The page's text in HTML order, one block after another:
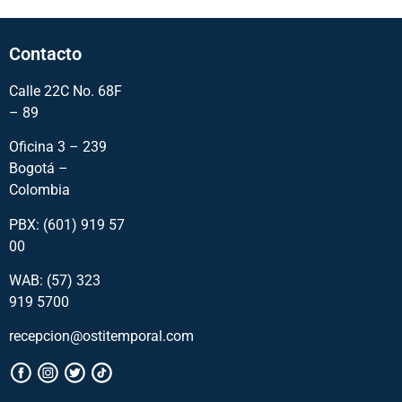
Contacto
Calle 22C No. 68F
– 89
Oficina 3 – 239
Bogotá –
Colombia
PBX: (601) 919 57
00
WAB: (57) 323
919 5700
recepcion@ostitemporal.com